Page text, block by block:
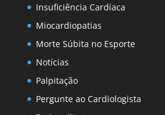
Insuficiência Cardíaca
Miocardiopatias
Morte Súbita no Esporte
Notícias
Palpitação
Pergunte ao Cardiologista